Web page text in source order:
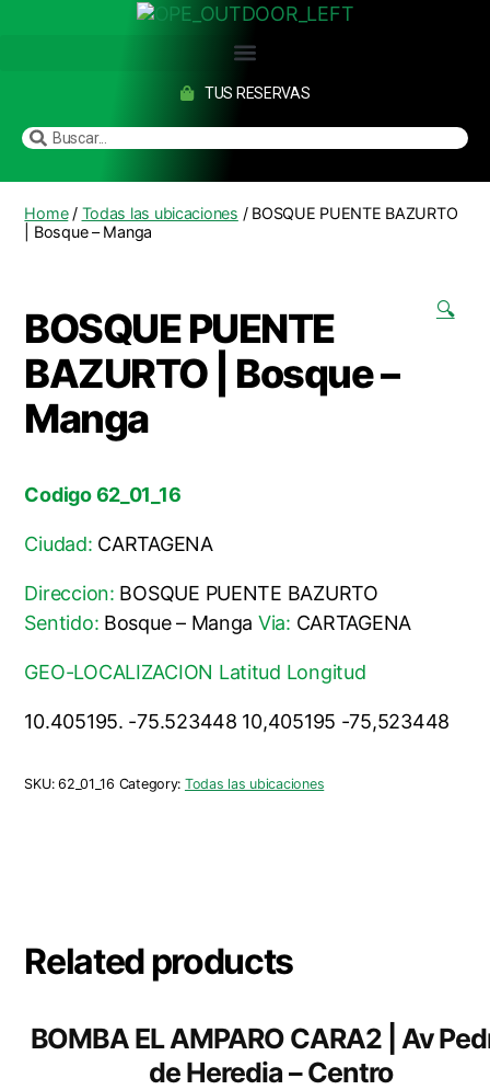
TUS RESERVAS
Home/ Todas las ubicaciones / BOSQUE PUENTE BAZURTO
| Bosque – Manga
🔍
BOSQUE PUENTE
BAZURTO | Bosque –
Manga
Codigo 62_01_16
Ciudad: CARTAGENA
Direccion: BOSQUE PUENTE BAZURTO
Sentido: Bosque – Manga Via: CARTAGENA
GEO-LOCALIZACION Latitud Longitud
10.405195. -75.523448 10,405195 -75,523448
SKU:62_01_16 Category: Todas las ubicaciones
Related products
BOMBA EL AMPARO CARA2 | Av
de Heredia – Centro